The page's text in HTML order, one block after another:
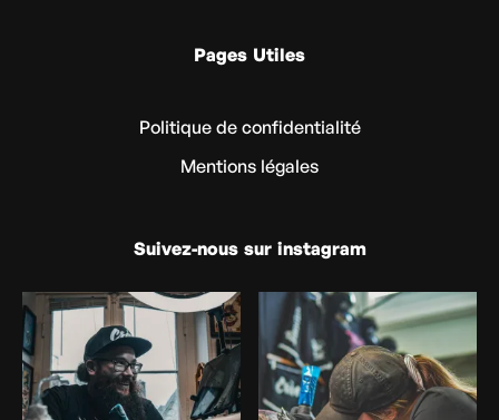
Pages Utiles
Politique de confidentialité
Mentions légales
Suivez-nous sur instagram